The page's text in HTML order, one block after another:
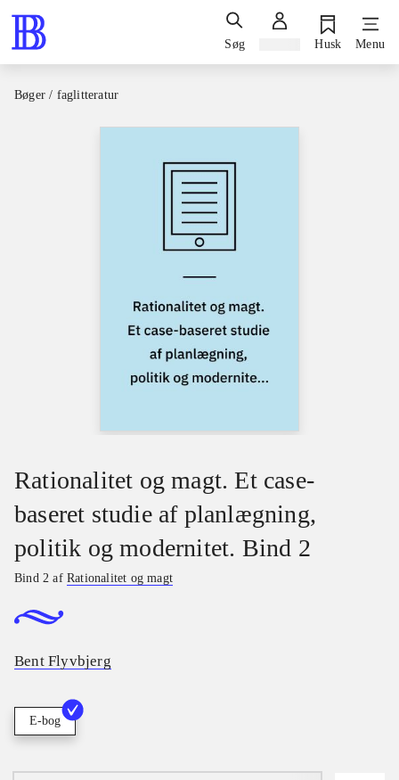
Søg Husk Menu
Bøger / faglitteratur
Rationalitet og magt. Et case-
baseret studie af planlægning,
politik og modernitet. Bind 2
Bind 2 afRationalitet og magt
Bent Flyvbjerg
E-bog